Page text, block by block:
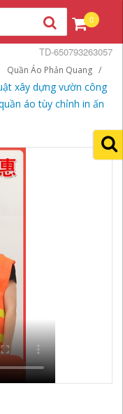
0
Quần Áo Phản Quang
xây dựng vườn công
áo tùy chỉnh in ấn
TD-650793263057